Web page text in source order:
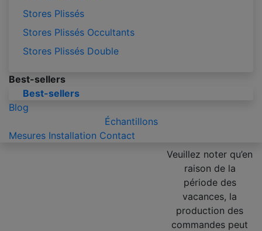
Stores Plissés
Stores Plissés Occultants
Stores Plissés Double
Best-sellers
Best-sellers
Blog
Échantillons
Mesures Installation Contact
Veuillez noter qu’en
raison de la
période des
vacances, la
production des
commandes peut